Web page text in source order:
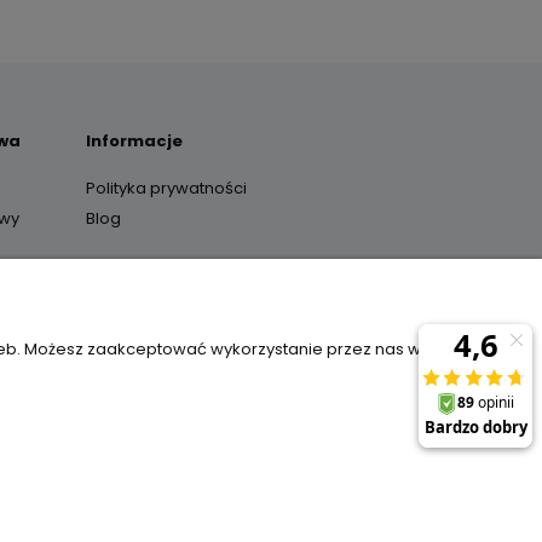
Informacje
Polityka prywatności
Blog
Możesz zaakceptować wykorzystanie przez nas wszystkich